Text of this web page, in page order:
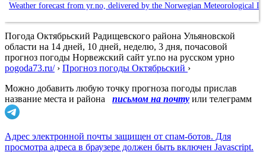
Weather forecast from yr.no, delivered by the Norwegian Meteorological
Погода Октябрьский Радищевского района Ульяновской
области на 14 дней, 10 дней, неделю, 3 дня, почасовой
прогноз погоды Норвежский сайт yr.no на русском урно
pogoda73.ru/› Прогноз погоды Октябрьский ›
Можно добавить любую точку прогноза погоды прислав
название места и района
письмом на почту или телеграмм
Адрес электронной почты защищен от спам-ботов. Для
просмотра адреса в браузере должен быть включен Javascript.